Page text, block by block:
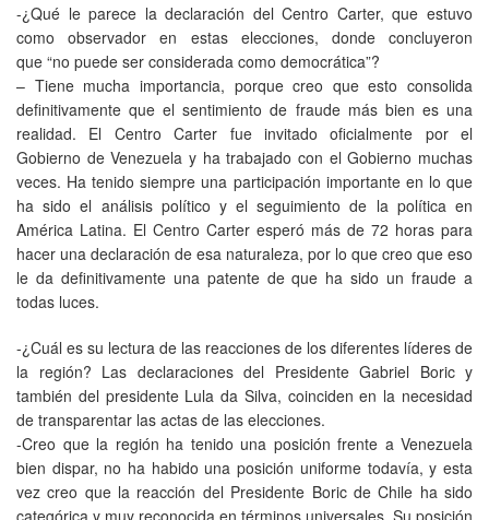
-¿Qué le parece la declaración del Centro Carter, que estuvo
como observador en estas elecciones, donde concluyeron
que “no puede ser considerada como democrática”?
– Tiene mucha importancia, porque creo que esto consolida
definitivamente que el sentimiento de fraude más bien es una
realidad. El Centro Carter fue invitado oficialmente por el
Gobierno de Venezuela y ha trabajado con el Gobierno muchas
veces. Ha tenido siempre una participación importante en lo que
ha sido el análisis político y el seguimiento de la política en
América Latina. El Centro Carter esperó más de 72 horas para
hacer una declaración de esa naturaleza, por lo que creo que eso
le da definitivamente una patente de que ha sido un fraude a
todas luces.
-¿Cuál es su lectura de las reacciones de los diferentes líderes de
la región? Las declaraciones del Presidente Gabriel Boric y
también del presidente Lula da Silva, coinciden en la necesidad
de transparentar las actas de las elecciones.
-Creo que la región ha tenido una posición frente a Venezuela
bien dispar, no ha habido una posición uniforme todavía, y esta
vez creo que la reacción del Presidente Boric de Chile ha sido
categórica y muy reconocida en términos universales. Su posición